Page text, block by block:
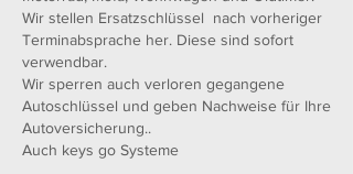
Wir stellen Ersatzschlüssel nach vorheriger
Terminabsprache her. Diese sind sofort
verwendbar.
Wir sperren auch verloren gegangene
Autoschlüssel und geben Nachweise für Ihre
Autoversicherung..
Auch keys go Systeme